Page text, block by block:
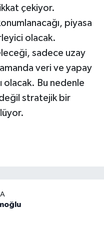
çekiyor.
piyasa
olacak.
sadece uzay
veri ve yapay
olacak. Bu nedenle
değil stratejik bir